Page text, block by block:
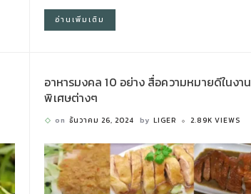
อ่านเพิ่มเติม
อาหารมงคล 10 อย่าง สื่อความหมายดีในงาน
พิเศษต่างๆ
on ธันวาคม 26, 2024 by LIGER 2.89K VIEWS